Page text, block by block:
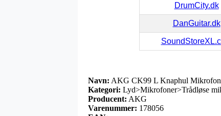
DrumCity.dk
DanGuitar.dk
Navn: AKG CK99 L Knaphul Mikrofon
Kategori: Lyd>Mikrofoner>Trådløse
Producent: AKG
Varenummer: 178056